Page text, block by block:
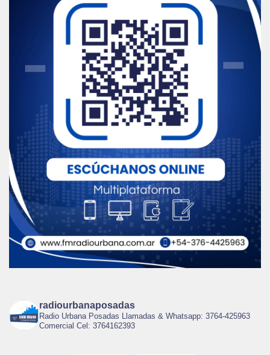
radiourbanaposadas
Radio Urbana Posadas Llamadas & Whatsapp: 3764-425963
Comercial Cel: 3764162393